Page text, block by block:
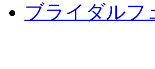
ブライダルフ